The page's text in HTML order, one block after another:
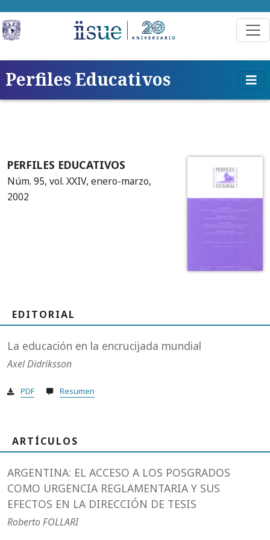
Perfiles Educativos
PERFILES EDUCATIVOS
Núm. 95, vol. XXIV, enero-marzo,
2002
EDITORIAL
La educación en la encrucijada mundial
Axel Didriksson
PDF Resumen
ARTÍCULOS
ARGENTINA: EL ACCESO A LOS POSGRADOS
COMO URGENCIA REGLAMENTARIA Y SUS
EFECTOS EN LA DIRECCIÓN DE TESIS
Roberto FOLLARI